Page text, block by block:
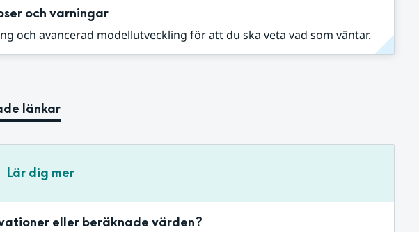
och varningar
och avancerad modellutveckling för att du ska veta vad som väntar.
länkar
Lär dig mer
eller beräknade värden?